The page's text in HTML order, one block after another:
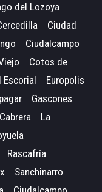
del Lozoya
Ciudad
Ciudalcampo
Cotos de
Escorial
Europolis
Gascones
La
Rascafría
Sanchinarro